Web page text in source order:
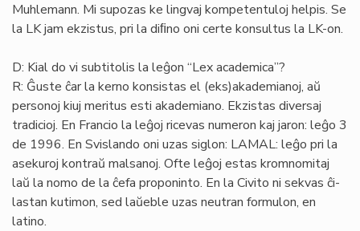
Muhlemann. Mi supozas ke lingvaj kompetentuloj helpis. Se
la LK jam ekzistus, pri la diﬁno oni certe konsultus la LK-on.
D: Kial do vi subtitolis la leĝon “Lex academica”?
R: Ĝuste ĉar la kerno konsistas el (eks)akademianoj, aŭ
personoj kiuj meritus esti akademiano. Ekzistas diversaj
tradicioj. En Francio la leĝoj ricevas numeron kaj jaron: leĝo 3
de 1996. En Svislando oni uzas siglon: LAMAL: leĝo pri la
asekuroj kontraŭ malsanoj. Ofte leĝoj estas kromnomitaj
laŭ la nomo de la ĉefa proponinto. En la Civito ni sekvas ĉi-
lastan kutimon, sed laŭeble uzas neutran formulon, en
latino.